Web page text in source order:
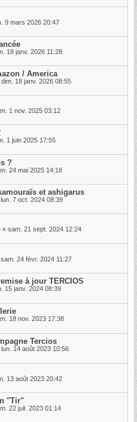
9 mars 2026 20:47
18 janv. 2026 11:28
/ America
dim. 18 janv. 2026 08:55
1 nov. 2025 03:12
1 juin 2025 17:55
?
24 mai 2025 14:18
et ashigarus
lun. 7 oct. 2024 08:39
« sam. 21 sept. 2024 12:24
sam. 24 févr. 2024 11:27
à jour TERCIOS
15 janv. 2024 08:39
18 nov. 2023 17:38
Tercios
lun. 14 août 2023 10:56
13 août 2023 20:42
"Tir"
22 juil. 2023 01:14